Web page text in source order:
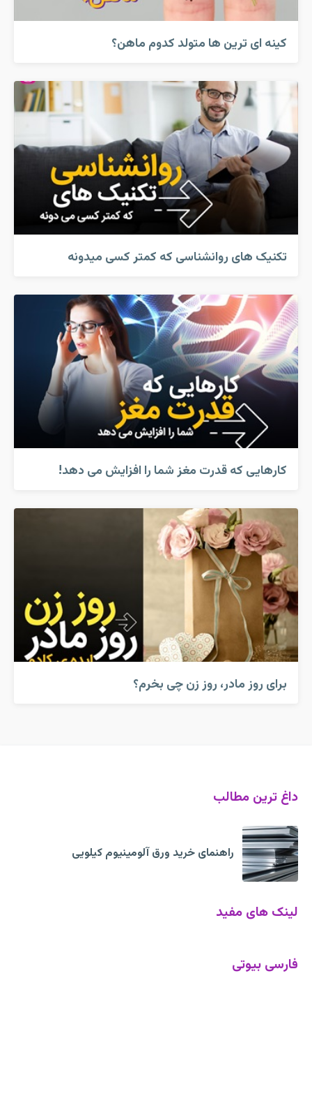
کینه ای ترین ها متولد کدوم ماهن؟
تکنیک های روانشناسی که کمتر کسی میدونه
کارهایی که قدرت مغز شما را افزایش می دهد!
برای روز مادر، روز زن چی بخرم؟
داغ ترین مطالب
راهنمای خرید ورق آلومینیوم کیلویی
لینک های مفید
فارسی بیوتی